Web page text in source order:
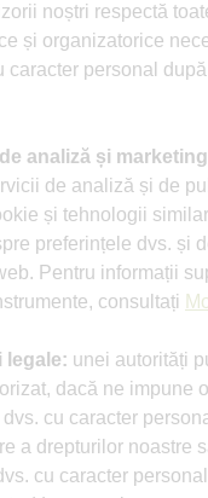
noștri respectă
și organizatorice
caracter personal
analiză și
de analiză și de
și tehnologii
preferințele dvs. și
Pentru informații
consultați
legale: unei autorități
dacă ne impune
cu caracter
a drepturilor noastre
cu caracter